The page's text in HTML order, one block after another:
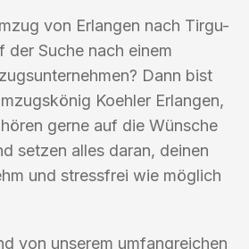
von Erlangen nach Tirgu-
der Suche nach einem
Dann bist
Koehler Erlangen,
gerne auf die Wünsche
setzen alles daran, deinen
und stressfrei wie möglich
von unserem umfangreichen